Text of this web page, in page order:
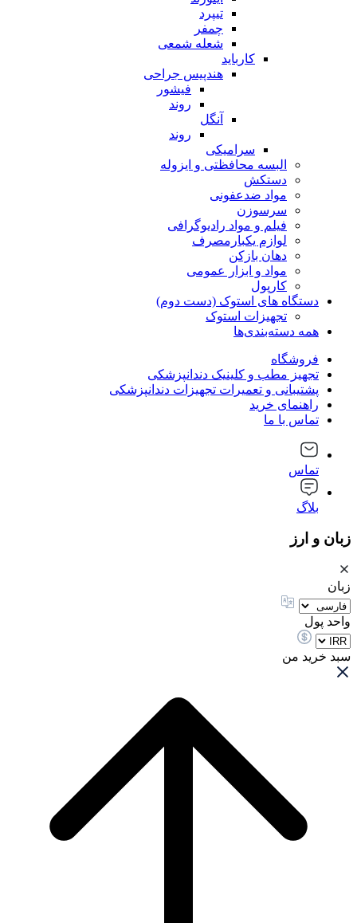
تیپرد
چمفر
شعله شمعی
کارباید
هندپیس جراحی
فیشور
روند
آنگل
روند
سرامیکی
البسه محافظتی و ایزوله
دستکش
مواد ضدعفونی
سرسوزن
فیلم و مواد رادیوگرافی
لوازم یکبارمصرف
دهان بازکن
مواد و ابزار عمومی
کارپول
دستگاه های استوک (دست دوم)
تجهیزات استوک
همه دسته‌بندی‌ها
فروشگاه
تجهیز مطب و کلینیک دندانپزشکی
پشتیبانی و تعمیرات تجهیزات دندانپزشکی
راهنمای خرید
تماس با ما
تماس
بلاگ
زبان و ارز
زبان
واحد پول
سبد خرید من